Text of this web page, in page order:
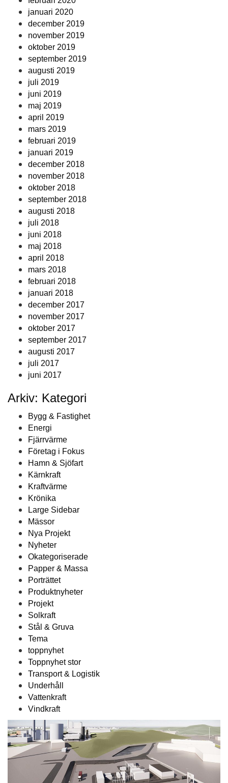
januari 2020
december 2019
november 2019
oktober 2019
september 2019
augusti 2019
juli 2019
juni 2019
maj 2019
april 2019
mars 2019
februari 2019
januari 2019
december 2018
november 2018
oktober 2018
september 2018
augusti 2018
juli 2018
juni 2018
maj 2018
april 2018
mars 2018
februari 2018
januari 2018
december 2017
november 2017
oktober 2017
september 2017
augusti 2017
juli 2017
juni 2017
Arkiv: Kategori
Bygg & Fastighet
Energi
Fjärrvärme
Företag i Fokus
Hamn & Sjöfart
Kärnkraft
Kraftvärme
Krönika
Large Sidebar
Mässor
Nya Projekt
Nyheter
Okategoriserade
Papper & Massa
Porträttet
Produktnyheter
Projekt
Solkraft
Stål & Gruva
Tema
toppnyhet
Toppnyhet stor
Transport & Logistik
Underhåll
Vattenkraft
Vindkraft